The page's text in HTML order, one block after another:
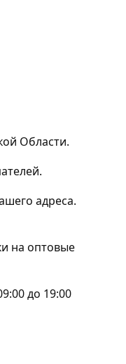
Области.
адреса.
на оптовые
до 19:00